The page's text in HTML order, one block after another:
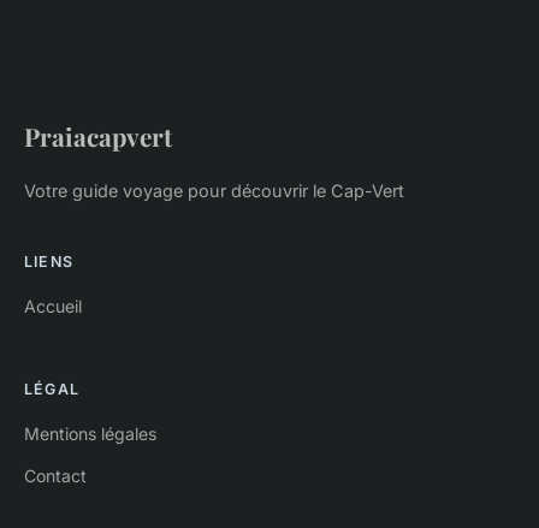
Praiacapvert
Votre guide voyage pour découvrir le Cap-Vert
LIENS
Accueil
LÉGAL
Mentions légales
Contact